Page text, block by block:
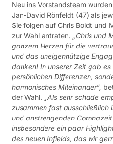
Neu ins Vorstandsteam
Jan-David Rönfeldt (47) als
Sie folgen auf Chris Boldt und
zur Wahl antraten. „Chris und
ganzem Herzen für die
und das uneigennützige
danken! In unserer Zeit gab
persönlichen Differenzen,
harmonisches Miteinander“,
der Wahl. „Als sehr schade
zusammen fast ausschließlich
und anstrengenden
insbesondere ein paar
des neuen Infields, das wir